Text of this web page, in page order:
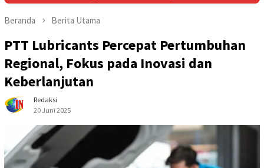
Beranda Berita Utama
PTT Lubricants Percepat Pertumbuhan
Regional, Fokus pada Inovasi dan
Keberlanjutan
Redaksi
20 Juni 2025